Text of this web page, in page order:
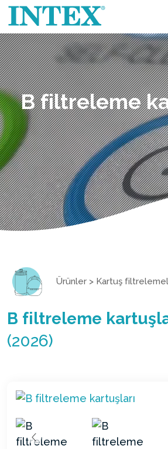
B filtreleme
Ürünler > Kartuş
B filtreleme
(2026)